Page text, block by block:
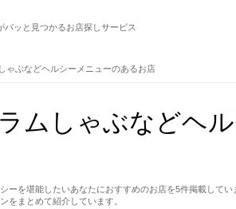
パッと見つかるお店探しサービス
ゃぶなどヘルシーメニューのあるお店
ムしゃぶなどヘ
ーを堪能したいあなたにおすすめのお店を5件掲載して
をまとめて紹介しています。